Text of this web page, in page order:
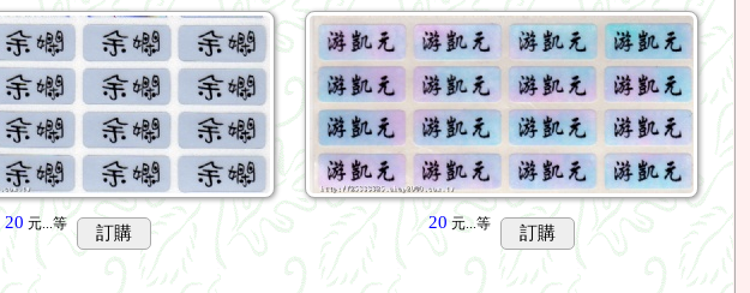
20 元...等 訂購
20元...等 訂購